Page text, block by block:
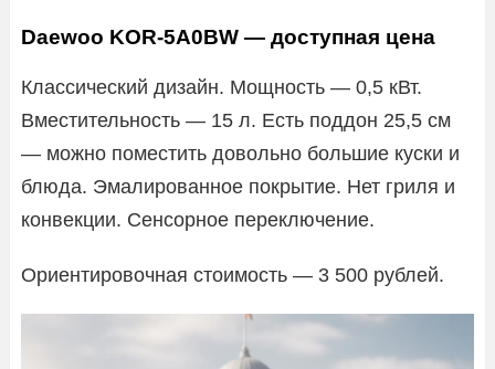
Daewoo KOR-5A0BW — доступная цена
Классический дизайн. Мощность — 0,5 кВт.
Вместительность — 15 л. Есть поддон 25,5 см
— можно поместить довольно большие куски и
блюда. Эмалированное покрытие. Нет гриля и
конвекции. Сенсорное переключение.
Ориентировочная стоимость — 3 500 рублей.